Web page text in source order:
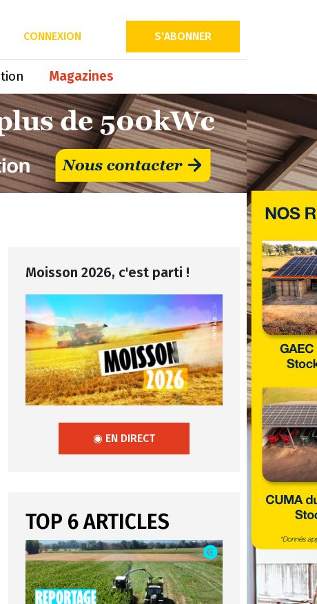
CONNEXION S'ABONNER
Magazines
Moisson 2026, c'est parti !
◉ EN DIRECT
TOP 6 ARTICLES